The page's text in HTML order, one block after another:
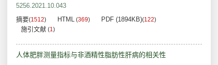
5256.2021.10.043
摘要(1512) HTML (369) PDF (1894KB)(122)
施引文献 (1)
人体肥胖测量指标与非酒精性脂肪性肝病的相关性